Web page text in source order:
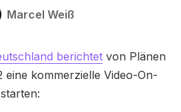
Marcel Weiß
berichtet von Plänen
eine kommerzielle Video-On-